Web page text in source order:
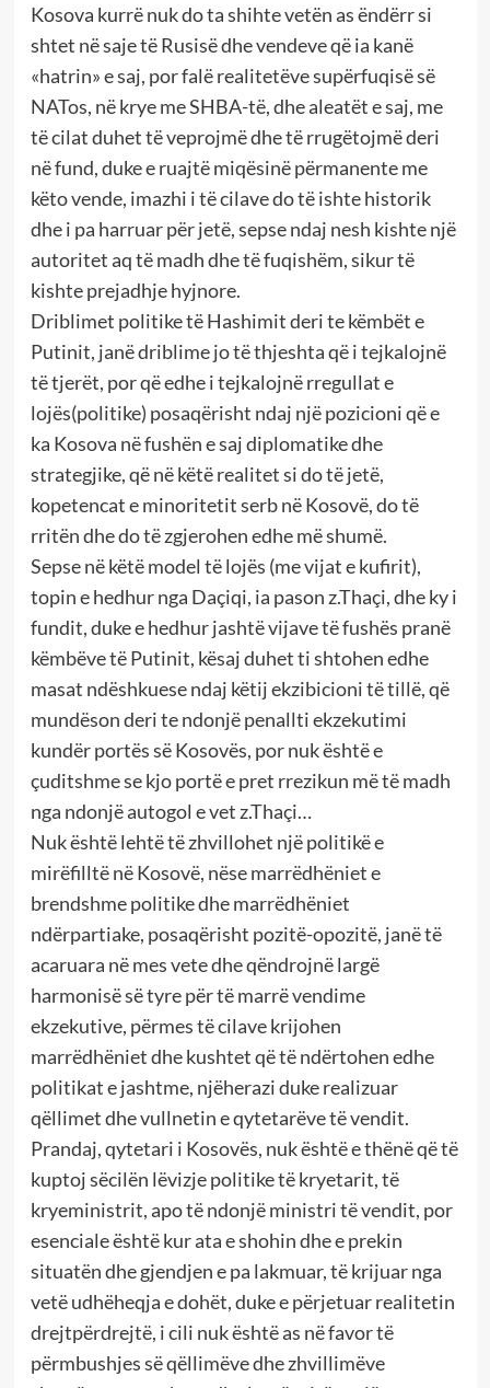
Kosova kurrë nuk do ta shihte vetën as ëndërr si
shtet në saje të Rusisë dhe vendeve që ia kanë
«hatrin» e saj, por falë realitetëve supërfuqisë së
NATos, në krye me SHBA-të, dhe aleatët e saj, me
të cilat duhet të veprojmë dhe të rrugëtojmë deri
në fund, duke e ruajtë miqësinë përmanente me
këto vende, imazhi i të cilave do të ishte historik
dhe i pa harruar për jetë, sepse ndaj nesh kishte një
autoritet aq të madh dhe të fuqishëm, sikur të
kishte prejadhje hyjnore.
Driblimet politike të Hashimit deri te këmbët e
Putinit, janë driblime jo të thjeshta që i tejkalojnë
të tjerët, por që edhe i tejkalojnë rregullat e
lojës(politike) posaqërisht ndaj një pozicioni që e
ka Kosova në fushën e saj diplomatike dhe
strategjike, që në këtë realitet si do të jetë,
kopetencat e minoritetit serb në Kosovë, do të
rritën dhe do të zgjerohen edhe më shumë.
Sepse në këtë model të lojës (me vijat e kufirit),
topin e hedhur nga Daçiqi, ia pason z.Thaçi, dhe ky i
fundit, duke e hedhur jashtë vijave të fushës pranë
këmbëve të Putinit, kësaj duhet ti shtohen edhe
masat ndëshkuese ndaj këtij ekzibicioni të tillë, që
mundëson deri te ndonjë penallti ekzekutimi
kundër portës së Kosovës, por nuk është e
çuditshme se kjo portë e pret rrezikun më të madh
nga ndonjë autogol e vet z.Thaçi…
Nuk është lehtë të zhvillohet një politikë e
mirëfilltë në Kosovë, nëse marrëdhëniet e
brendshme politike dhe marrëdhëniet
ndërpartiake, posaqërisht pozitë-opozitë, janë të
acaruara në mes vete dhe qëndrojnë largë
harmonisë së tyre për të marrë vendime
ekzekutive, përmes të cilave krijohen
marrëdhëniet dhe kushtet që të ndërtohen edhe
politikat e jashtme, njëherazi duke realizuar
qëllimet dhe vullnetin e qytetarëve të vendit.
Prandaj, qytetari i Kosovës, nuk është e thënë që të
kuptoj sëcilën lëvizje politike të kryetarit, të
kryeministrit, apo të ndonjë ministri të vendit, por
esenciale është kur ata e shohin dhe e prekin
situatën dhe gjendjen e pa lakmuar, të krijuar nga
vetë udhëheqja e dohët, duke e përjetuar realitetin
drejtpërdrejtë, i cili nuk është as në favor të
përmbushjes së qëllimëve dhe zhvillimëve